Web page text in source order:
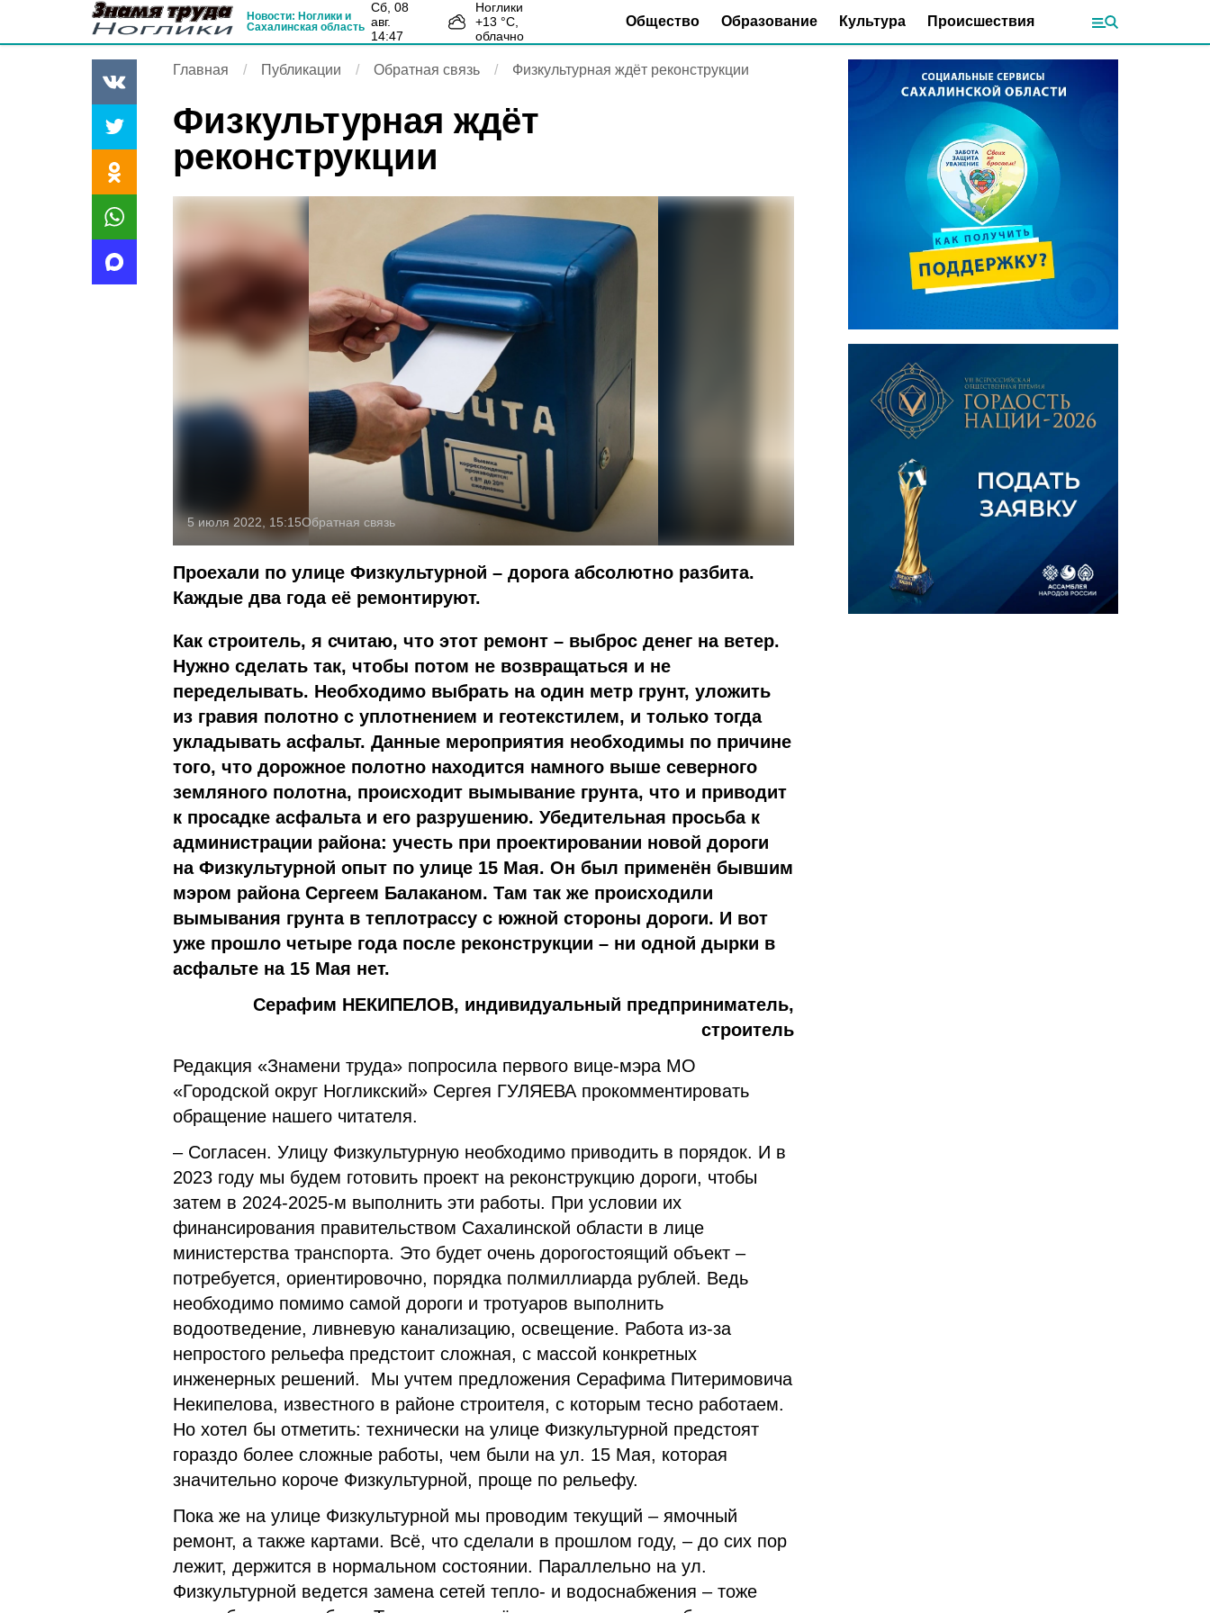
Новости: Ноглики и
Сахалинская область
сб, 08
авг.
14:47
Ноглики
+13 °С,
облачно
Общество Образование Культура Происшествия
Главная Публикации Обратная связь Физкультурная ждёт реконструкции
Физкультурная ждёт
реконструкции
5 июля 2022, 15:15Обратная связь
Проехали по улице Физкультурной – дорога абсолютно разбита.
Каждые два года её ремонтируют.
Как строитель, я считаю, что этот ремонт – выброс денег на ветер.
Нужно сделать так, чтобы потом не возвращаться и не
переделывать. Необходимо выбрать на один метр грунт, уложить
из гравия полотно с уплотнением и геотекстилем, и только тогда
укладывать асфальт. Данные мероприятия необходимы по причине
того, что дорожное полотно находится намного выше северного
земляного полотна, происходит вымывание грунта, что и приводит
к просадке асфальта и его разрушению. Убедительная просьба к
администрации района: учесть при проектировании новой дороги
на Физкультурной опыт по улице 15 Мая. Он был применён бывшим
мэром района Сергеем Балаканом. Там так же происходили
вымывания грунта в теплотрассу с южной стороны дороги. И вот
уже прошло четыре года после реконструкции – ни одной дырки в
асфальте на 15 Мая нет.
Серафим НЕКИПЕЛОВ, индивидуальный предприниматель,
строитель
Редакция «Знамени труда» попросила первого вице-мэра МО
«Городской округ Ногликский» Сергея ГУЛЯЕВА прокомментировать
обращение нашего читателя.
– Согласен. Улицу Физкультурную необходимо приводить в порядок. И в
2023 году мы будем готовить проект на реконструкцию дороги, чтобы
затем в 2024-2025-м выполнить эти работы. При условии их
финансирования правительством Сахалинской области в лице
министерства транспорта. Это будет очень дорогостоящий объект –
потребуется, ориентировочно, порядка полмиллиарда рублей. Ведь
необходимо помимо самой дороги и тротуаров выполнить
водоотведение, ливневую канализацию, освещение. Работа из-за
непростого рельефа предстоит сложная, с массой конкретных
инженерных решений. Мы учтем предложения Серафима Питеримовича
Некипелова, известного в районе строителя, с которым тесно работаем.
Но хотел бы отметить: технически на улице Физкультурной предстоят
гораздо более сложные работы, чем были на ул. 15 Мая, которая
значительно короче Физкультурной, проще по рельефу.
Пока же на улице Физкультурной мы проводим текущий – ямочный
ремонт, а также картами. Всё, что сделали в прошлом году, – до сих пор
лежит, держится в нормальном состоянии. Параллельно на ул.
Физкультурной ведется замена сетей тепло- и водоснабжения – тоже